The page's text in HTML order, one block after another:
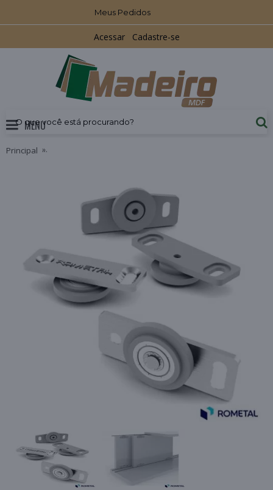
Meus Pedidos
Acessar Cadastre-se
MENU
Principal